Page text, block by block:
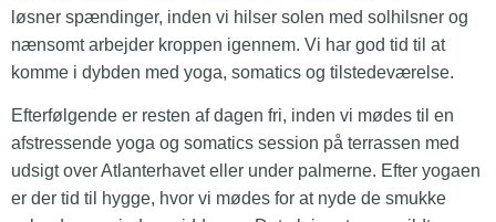
løsner spændinger, inden vi hilser solen med solhilsner og
nænsomt arbejder kroppen igennem. Vi har god tid til at
komme i dybden med yoga, somatics og tilstedeværelse.
Efterfølgende er resten af dagen fri, inden vi mødes til en
afstressende yoga og somatics session på terrassen med
udsigt over Atlanterhavet eller under palmerne. Efter yogaen
er der tid til hygge, hvor vi mødes for at nyde de smukke